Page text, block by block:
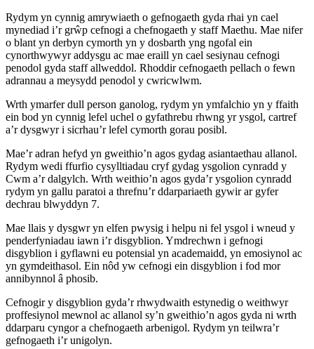
Rydym yn cynnig amrywiaeth o gefnogaeth gyda rhai yn cael
mynediad i’r grŵp cefnogi a chefnogaeth y staff Maethu. Mae nifer
o blant yn derbyn cymorth yn y dosbarth yng ngofal ein
cynorthwywyr addysgu ac mae eraill yn cael sesiynau cefnogi
penodol gyda staff allweddol. Rhoddir cefnogaeth pellach o fewn
adrannau a meysydd penodol y cwricwlwm.
Wrth ymarfer dull person ganolog, rydym yn ymfalchio yn y ffaith
ein bod yn cynnig lefel uchel o gyfathrebu rhwng yr ysgol, cartref
a’r dysgwyr i sicrhau’r lefel cymorth gorau posibl.
Mae’r adran hefyd yn gweithio’n agos gydag asiantaethau allanol.
Rydym wedi ffurfio cysylltiadau cryf gydag ysgolion cynradd y
Cwm a’r dalgylch. Wrth weithio’n agos gyda’r ysgolion cynradd
rydym yn gallu paratoi a threfnu’r ddarpariaeth gywir ar gyfer
dechrau blwyddyn 7.
Mae llais y dysgwr yn elfen pwysig i helpu ni fel ysgol i wneud y
penderfyniadau iawn i’r disgyblion. Ymdrechwn i gefnogi
disgyblion i gyflawni eu potensial yn academaidd, yn emosiynol ac
yn gymdeithasol. Ein nôd yw cefnogi ein disgyblion i fod mor
annibynnol â phosib.
Cefnogir y disgyblion gyda’r rhwydwaith estynedig o weithwyr
proffesiynol mewnol ac allanol sy’n gweithio’n agos gyda ni wrth
ddarparu cyngor a chefnogaeth arbenigol. Rydym yn teilwra’r
gefnogaeth i’r unigolyn.